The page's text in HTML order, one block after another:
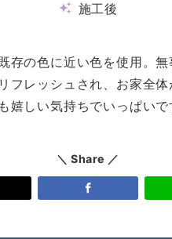
施工後
存の色に近い色を使用。無
レッシュされ、お家全体
しい気持ちでいっぱいで
＼ Share ／